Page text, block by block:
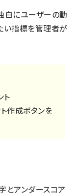
自にユーザーの動
い指標を管理者が
ト
作成ボタンを
とアンダースコア